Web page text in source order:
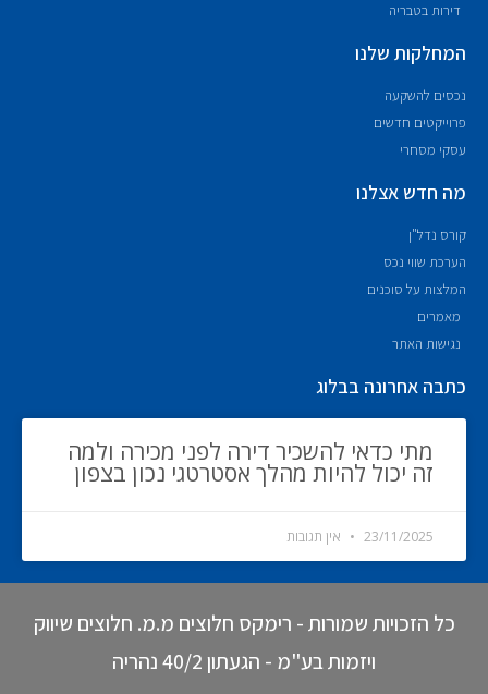
דירות בטבריה
המחלקות שלנו
נכסים להשקעה
פרוייקטים חדשים
עסקי מסחרי
מה חדש אצלנו
קורס נדל"ן
הערכת שווי נכס
המלצות על סוכנים
מאמרים
נגישות האתר
כתבה אחרונה בבלוג
מתי כדאי להשכיר דירה לפני מכירה ולמה
זה יכול להיות מהלך אסטרטגי נכון בצפון
23/11/2025 אין תגובות
כל הזכויות שמורות - רימקס חלוצים מ.מ. חלוצים שיווק
ויזמות בע"מ - הגעתון 40/2 נהריה